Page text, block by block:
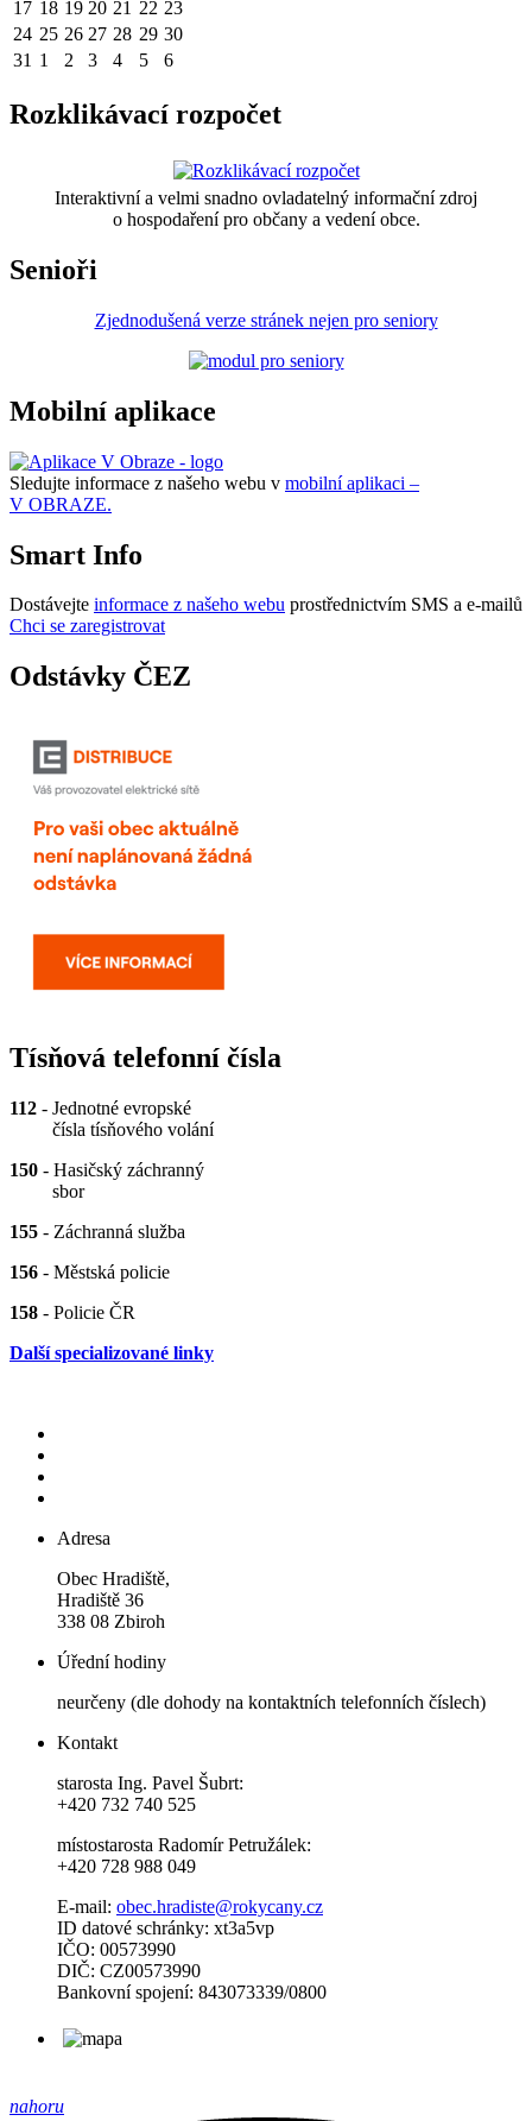
17 18 19 20 21 22 23
24 25 26 27 28 29 30
31 1 2 3 4 5 6
Rozklikávací rozpočet
Interaktivní a velmi snadno ovladatelný informační zdroj
o hospodaření pro občany a vedení obce.
Senioři
Zjednodušená verze stránek nejen pro seniory
Mobilní aplikace
Sledujte informace z našeho webu v mobilní aplikaci –
V OBRAZE.
Smart Info
Dostávejte informace z našeho webu prostřednictvím SMS a e-mailů
Chci se zaregistrovat
Odstávky ČEZ
Tísňová telefonní čísla
112 - Jednotné evropské
čísla tísňového volání
150 - Hasičský záchranný
sbor
155 - Záchranná služba
156 - Městská policie
158 - Policie ČR
Další specializované linky
Adresa
Obec Hradiště,
Hradiště 36
338 08 Zbiroh
Úřední hodiny
neurčeny (dle dohody na kontaktních telefonních číslech)
Kontakt
starosta Ing. Pavel Šubrt:
+420 732 740 525
místostarosta Radomír Petružálek:
+420 728 988 049
E-mail: obec.hradiste@rokycany.cz
ID datové schránky: xt3a5vp
IČO: 00573990
DIČ: CZ00573990
Bankovní spojení: 843073339/0800
nahoru